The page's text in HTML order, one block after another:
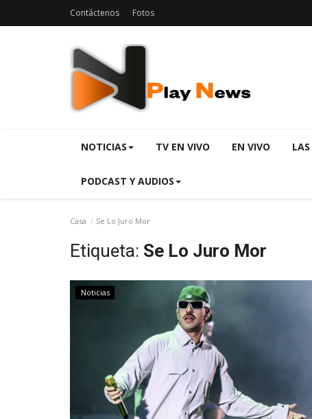
Contáctenos Fotos
NOTICIAS TV EN VIVO EN VIVO
PODCAST Y AUDIOS
Casa Se Lo Juro Mor
Etiqueta: Se Lo Juro Mor
Noticias